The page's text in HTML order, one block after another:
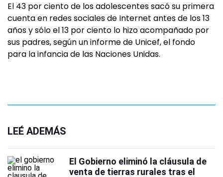
El 43 por ciento de los adolescentes sacó su primera
cuenta en redes sociales de Internet antes de los 13
años y sólo el 13 por ciento lo hizo acompañado por
sus padres, según un informe de Unicef, el fondo
para la infancia de las Naciones Unidas.
LEÉ ADEMÁS
El Gobierno eliminó la cláusula de
venta de tierras rurales tras el